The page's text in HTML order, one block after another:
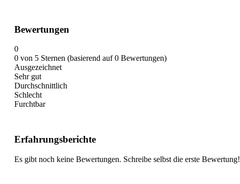
Bewertungen
0
0 von 5 Sternen (basierend auf 0 Bewertungen)
Ausgezeichnet
Sehr gut
Durchschnittlich
Schlecht
Furchtbar
Erfahrungsberichte
Es gibt noch keine Bewertungen. Schreibe selbst die erste Bewertung!